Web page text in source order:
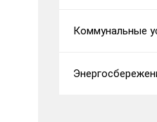
Коммунальные